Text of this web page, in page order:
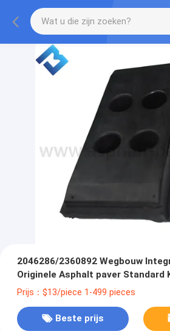
2046286/2360892 Wegbouw
Originele Asphalt paver Standard
Prijs：$13/piece 1-499 pieces
Beste prijs